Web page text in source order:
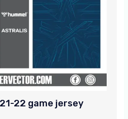
22 game jersey